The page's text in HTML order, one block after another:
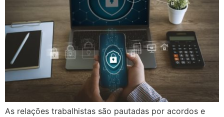
As relações trabalhistas são pautadas por acordos e